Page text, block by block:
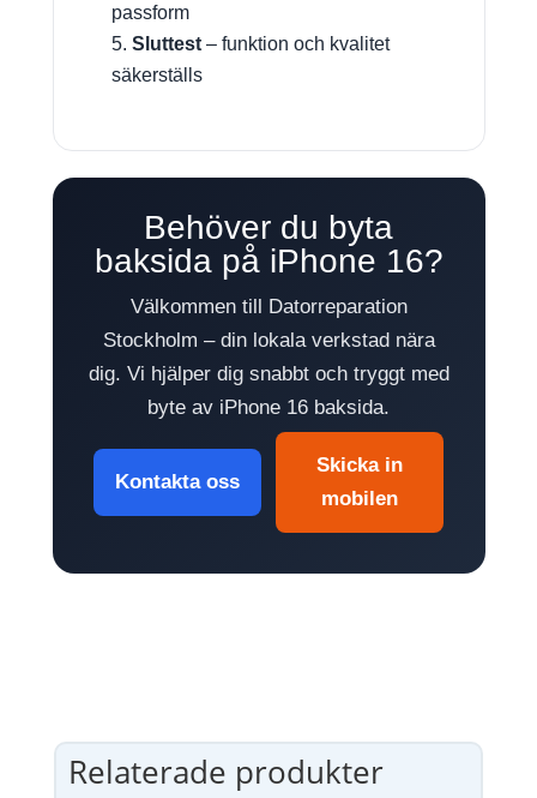
passform
Sluttest – funktion och kvalitet
säkerställs
Behöver du byta
baksida på iPhone 16?
Välkommen till Datorreparation
Stockholm – din lokala verkstad nära
dig. Vi hjälper dig snabbt och tryggt med
byte av iPhone 16 baksida.
Kontakta oss
Skicka in
mobilen
Relaterade produkter